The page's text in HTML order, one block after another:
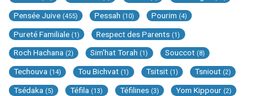
Pensée Juive (455) Pessah (10) Pourim (4)
Pureté Familiale (1) Respect des Parents (1)
Roch Hachana (2) Sim'hat Torah (1) Souccot (8)
Techouva (14) Tou Bichvat (1) Tsitsit (1) Tsniout (2)
Tsédaka (5) Téfila (13) Téfilines (3) Yom Kippour (2)